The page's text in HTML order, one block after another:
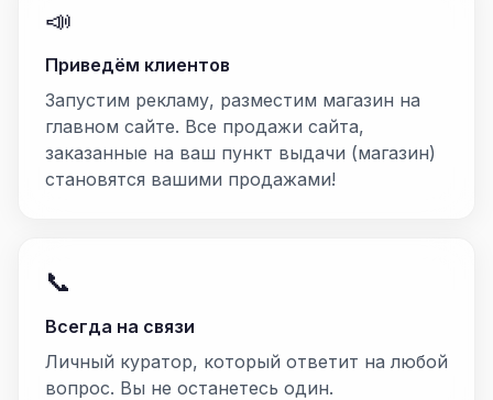
📣
Приведём клиентов
Запустим рекламу, разместим магазин на
главном сайте. Все продажи сайта,
заказанные на ваш пункт выдачи (магазин)
становятся вашими продажами!
📞
Всегда на связи
Личный куратор, который ответит на любой
вопрос. Вы не останетесь один.